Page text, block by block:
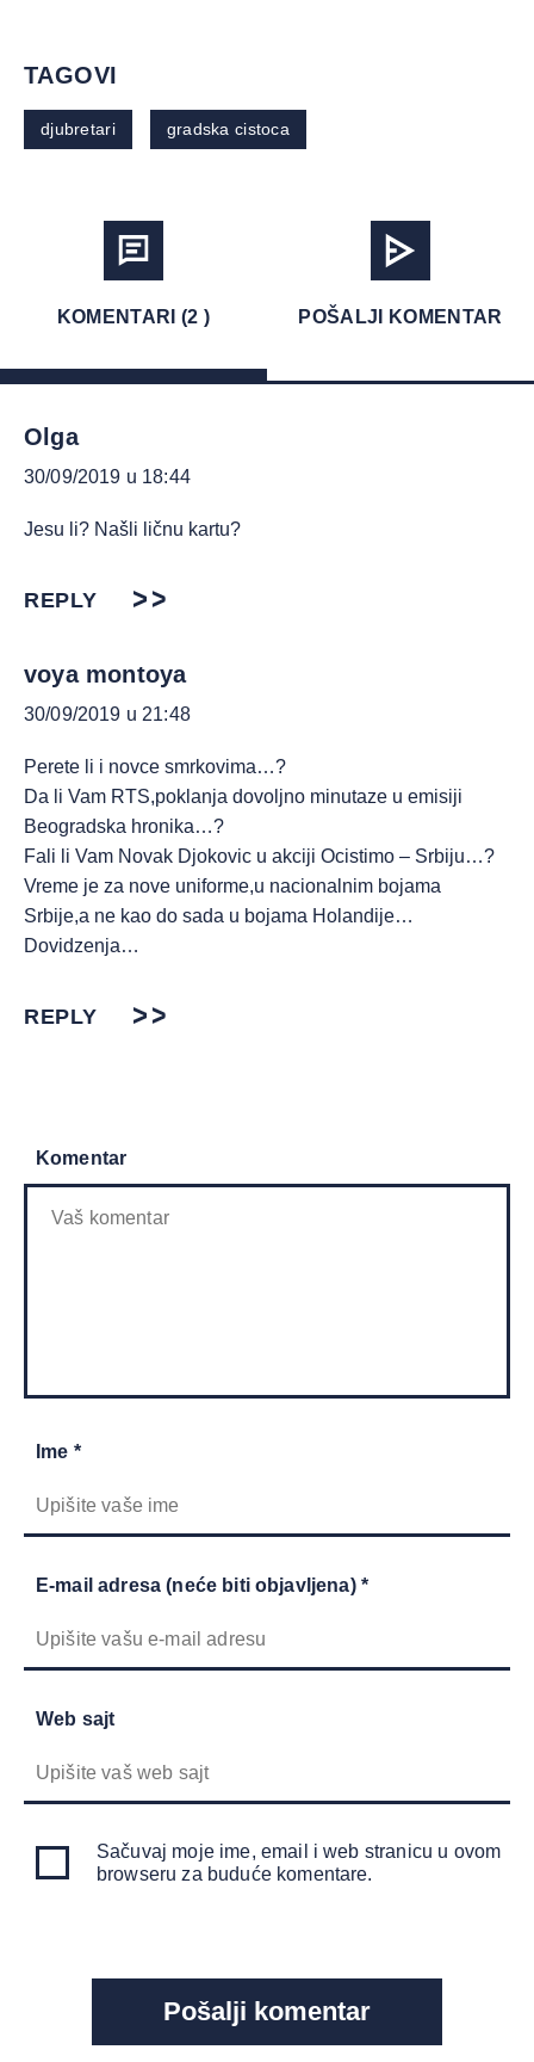
TAGOVI
djubretari gradska cistoca
KOMENTARI (2 ) POŠALJI KOMENTAR
Olga
30/09/2019 u 18:44
Jesu li? Našli ličnu kartu?
REPLY
voya montoya
30/09/2019 u 21:48
Perete li i novce smrkovima…?
Da li Vam RTS,poklanja dovoljno minutaze u emisiji
Beogradska hronika…?
Fali li Vam Novak Djokovic u akciji Ocistimo – Srbiju…?
Vreme je za nove uniforme,u nacionalnim bojama
Srbije,a ne kao do sada u bojama Holandije…
Dovidzenja…
REPLY
Komentar
Ime *
E-mail adresa (neće biti objavljena) *
Web sajt
Sačuvaj moje ime, email i web stranicu u ovom
browseru za buduće komentare.